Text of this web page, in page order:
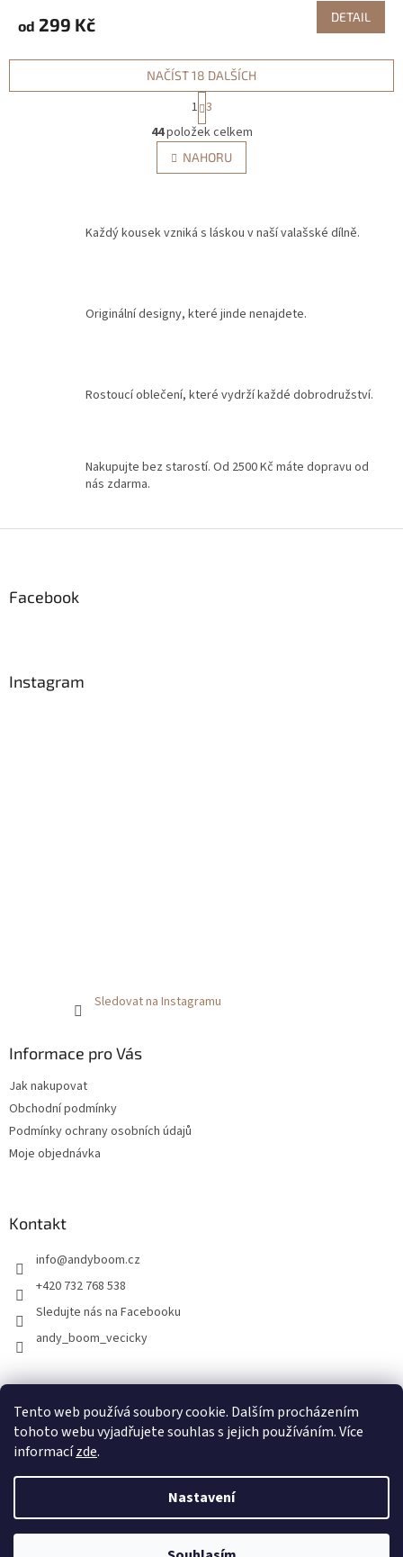
Tento web používá soubory cookie. Dalším procházením
tohoto webu vyjadřujete souhlas s jejich používáním. Více
informacízde.
Nastavení
od 299 Kč DETAIL
O
v
l
á
c
í
k
i
NAČÍST 18 DALŠÍCH
S
t
r
á
n
k
n
1 3
44položek celkem
NAHORU
Každý kousek vzniká s láskou v naší valašské dílně.
Originální designy, které jinde nenajdete.
Rostoucí oblečení, které vydrží každé dobrodružství.
Nakupujte bez starostí. Od 2500 Kč máte dopravu od
nás zdarma.
Facebook
Instagram
Sledovat na Instagramu
Informace pro Vás
Jak nakupovat
Obchodní podmínky
Podmínky ochrany osobních údajů
Moje objednávka
Kontakt
info@andyboom.cz
+420 732 768 538
Sledujte nás na Facebooku
andy_boom_vecicky
Copyright 2026ANDY Boom. Všechna práva vyhrazena.Upravit